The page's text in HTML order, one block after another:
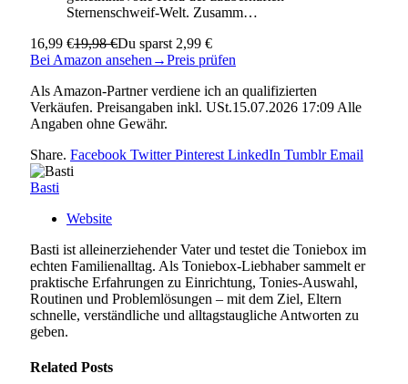
Sternenschweif-Welt. Zusamm…
16,99 €19,98 €Du sparst 2,99 €
Bei Amazon ansehen →Preis prüfen
Als Amazon-Partner verdiene ich an qualifizierten
Verkäufen. Preisangaben inkl. USt.15.07.2026 17:09 Alle
Angaben ohne Gewähr.
Share. Facebook Twitter Pinterest LinkedIn Tumblr Email
Basti
Website
Basti ist alleinerziehender Vater und testet die Toniebox im
echten Familienalltag. Als Toniebox-Liebhaber sammelt er
praktische Erfahrungen zu Einrichtung, Tonies-Auswahl,
Routinen und Problemlösungen – mit dem Ziel, Eltern
schnelle, verständliche und alltagstaugliche Antworten zu
geben.
Related Posts